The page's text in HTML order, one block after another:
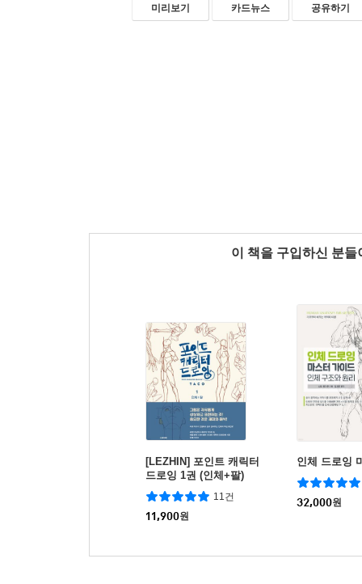
미리보기 카드뉴스 공유하기
이 책을 구입하신 분
[LEZHIN] 포인트 캐릭터
드로잉 1권 (인체+팔)
11건
11,900원
인체 드로잉
32,000원